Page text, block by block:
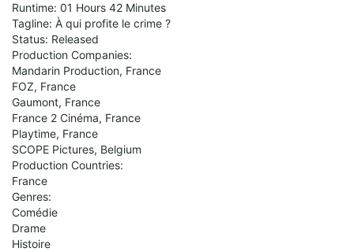
Runtime: 01 Hours 42 Minutes
Tagline: À qui profite le crime ?
Status: Released
Production Companies:
Mandarin Production, France
FOZ, France
Gaumont, France
France 2 Cinéma, France
Playtime, France
SCOPE Pictures, Belgium
Production Countries:
France
Genres:
Comédie
Drame
Histoire